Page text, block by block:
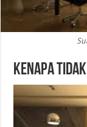
Kenapa